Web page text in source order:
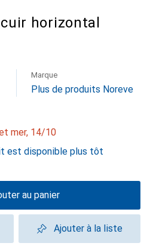
horizontal
Marque
Plus de produits Noreve
mer, 14/10
est disponible plus tôt
au panier
Ajouter à la liste